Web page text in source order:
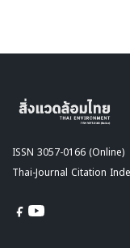
ISSN 3057-0166 (Online)
Thai-Journal Citation